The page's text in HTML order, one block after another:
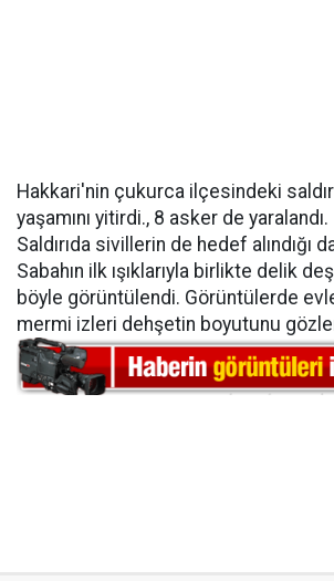
Hakkari'nin çukurca ilçesindeki
yaşamını yitirdi., 8 asker de yaralandı.
Saldırıda sivillerin de hedef alındığı
Sabahın ilk ışıklarıyla birlikte delik
böyle görüntülendi. Görüntülerde
mermi izleri dehşetin boyutunu